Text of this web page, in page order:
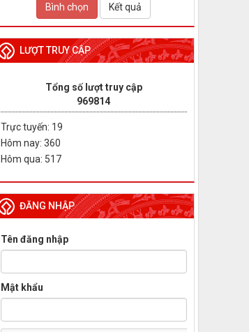
Bình chọn Kết quả
LƯỢT TRUY CẬP
Tổng số lượt truy cập
969814
Trực tuyến: 19
Hôm nay: 360
Hôm qua: 517
ĐĂNG NHẬP
Tên đăng nhập
Mật khẩu